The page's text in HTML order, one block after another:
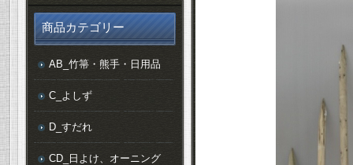
商品カテゴリー
AB_竹箒・熊手・日用品
C_よしず
D_すだれ
CD_日よけ、オーニング